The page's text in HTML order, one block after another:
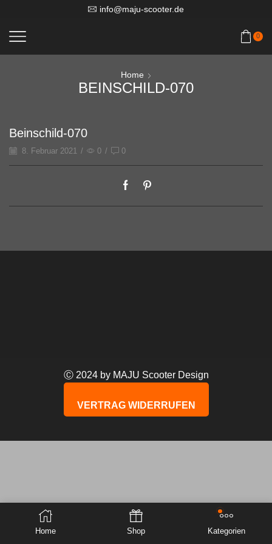
info@maju-scooter.de
0
Home
BEINSCHILD-070
Beinschild-070
8. Februar 2021 / 0 / 0
Ⓒ 2024 by MAJU Scooter Design
VERTRAG WIDERRUFEN
Home Shop Kategorien